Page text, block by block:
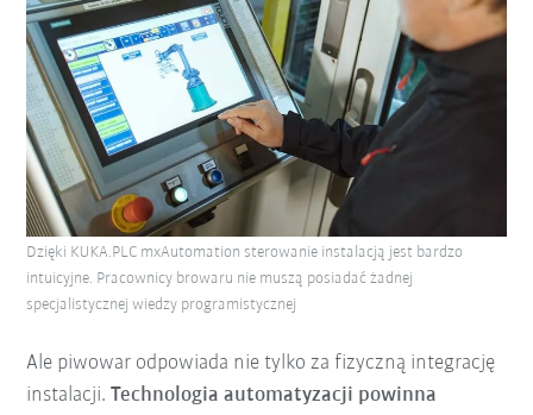
Ale piwowar odpowiada nie tylko za fizyczną integrację
instalacji.Technologia automatyzacji powinna
Dzięki KUKA.PLC mxAutomation sterowanie instalacją jest bardzo
intuicyjne. Pracownicy browaru nie muszą posiadać żadnej
specjalistycznej wiedzy programistycznej